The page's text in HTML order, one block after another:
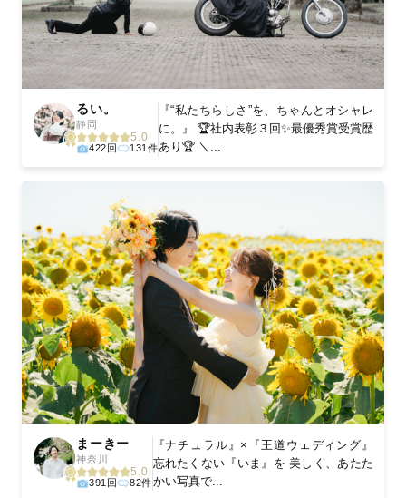
るい。
静岡
5.0
422回 131件
『“私たちらしさ”を、ちゃんとオシャレ
に。』 🏆社内表彰３回✨最優秀賞受賞歴
あり🏆 ＼...
まーきー
神奈川
5.0
391回 82件
『ナチュラル』×『王道ウェディング』
忘れたくない『いま』を 美しく、あたた
かい写真で...